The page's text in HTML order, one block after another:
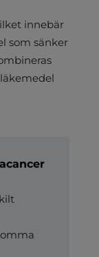
innebär
som sänker